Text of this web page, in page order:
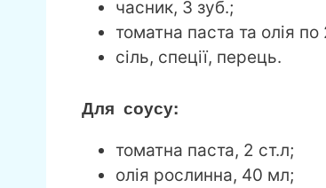
часник, 3 зуб.;
томатна паста та олія по
сіль, спеції, перець.
Для соусу:
томатна паста, 2 ст.л;
олія рослинна, 40 мл;